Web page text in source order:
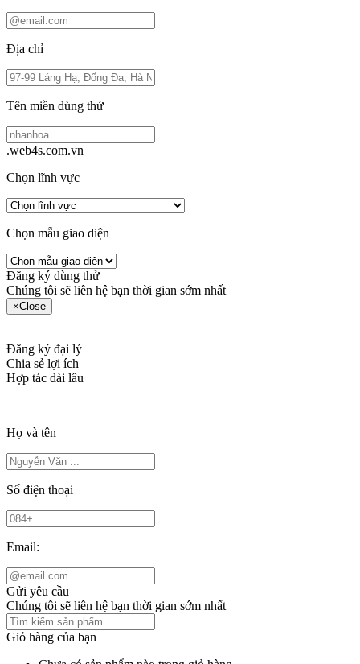
Địa chỉ
Tên miền dùng thử
.web4s.com.vn
Chọn lĩnh vực
Chọn mẫu giao diện
Đăng ký dùng thử
Chúng tôi sẽ liên hệ bạn thời gian sớm nhất
×Close
Đăng ký đại lý
Chia sẻ lợi ích
Hợp tác dài lâu
Họ và tên
Số điện thoại
Email:
Gửi yêu cầu
Chúng tôi sẽ liên hệ bạn thời gian sớm nhất
Giỏ hàng của bạn